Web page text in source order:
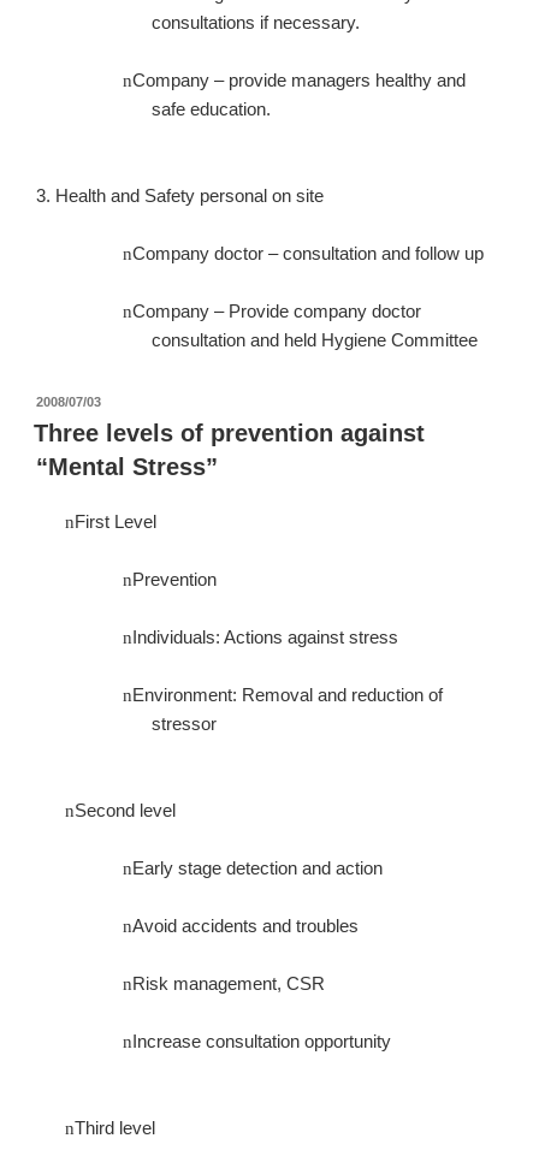
consultations if necessary.
nCompany – provide managers healthy and
safe education.
3. Health and Safety personal on site
nCompany doctor – consultation and follow up
nCompany – Provide company doctor
consultation and held Hygiene Committee
投
稿
日:
2008/07/03
Three levels of prevention against
“Mental Stress”
nFirst Level
nPrevention
nIndividuals: Actions against stress
nEnvironment: Removal and reduction of
stressor
nSecond level
nEarly stage detection and action
nAvoid accidents and troubles
nRisk management, CSR
nIncrease consultation opportunity
nThird level